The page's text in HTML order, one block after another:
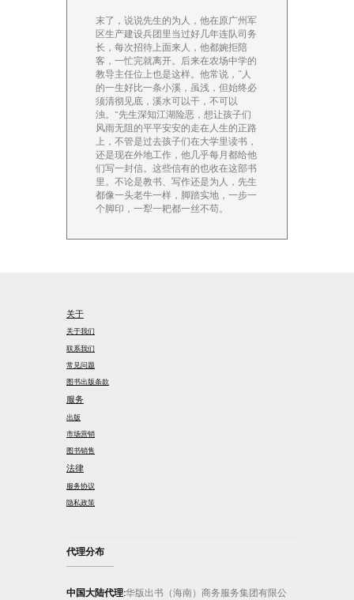
末了，说说先生的为人，他在原广州军
区生产建设兵团里当过好几年连队司务
长，每次招待上面来人，他都婉拒陪
客，一忙完就离开。后来在农场中学的
教导主任位上也是这样。他常说，“人
的一生好比一条小溪，虽浅，但始终必
须清彻见底，溪水可以干，不可以
浊。”先生深知江湖险恶，想让孩子们
风雨无阻的平平安安的走在人生的正路
上，不管是过去孩子们在大学里读书，
还是现在外地工作，他几乎每月都给他
们写一封信。这些信有的也收在这部书
里。不论是教书、写作还是为人，先生
都像一头老牛一样，脚踏实地，一步一
个脚印，一犁一耙都一丝不苟。
关于
关于我们
联系我们
常见问题
图书出版条款
服务
出版
市场营销
图书销售
法律
服务协议
隐私政策
代理分布
中国大陆代理:华版出书（海南）商务服务集团有限公